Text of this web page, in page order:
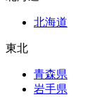
北海道
東北
青森県
岩手県